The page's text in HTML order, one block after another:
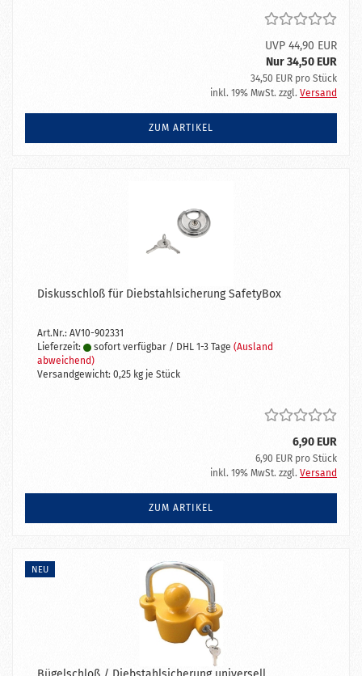
UVP 44,90 EUR
Nur 34,50 EUR
34,50 EUR pro Stück
inkl. 19% MwSt. zzgl. Versand
ZUM ARTIKEL
Diskusschloß für Diebstahlsicherung SafetyBox
Art.Nr.: AV10-902331
Lieferzeit:
sofort verfügbar / DHL 1-3 Tage (Ausland
abweichend)
Versandgewicht: 0,25 kg je Stück
6,90 EUR
6,90 EUR pro Stück
inkl. 19% MwSt. zzgl. Versand
ZUM ARTIKEL
NEU